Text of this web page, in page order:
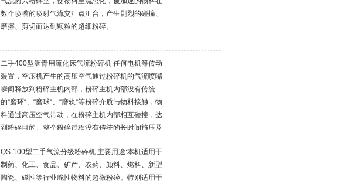
数个喷嘴的喷射气流交汇点汇合，产生剧烈的碰撞、
磨擦、剪切而达到颗粒的超细粉碎。
二手400型沥青用流化床气流粉碎机 任何电机等传动
装置，空压机产生的高压空气通过粉碎机的气流喷嘴
瞬间释放到粉碎主机内部，粉碎主机内部没有传统
的“磨环“、“磨球“、“磨轨“等粉碎介质与物料接触，物
料通过高压空气带动，在粉碎主机内部相互碰撞，达
到粉碎目的。整个粉碎过程没有传统的长时间施压及
磨擦作用，物料受自身相互的碰撞力而粉碎，粉碎过
程与设备材质没有，适合高硬、高纯、热敏性物料的
粉碎，且没有传统的设备
QS-100型二手气流分级粉碎机 主要用途:本机适用于
制药、化工、食品、矿产、农药、颜料、燃料、新型
陶瓷、磁性等行业脆性物料的超微粉碎。特别适用于